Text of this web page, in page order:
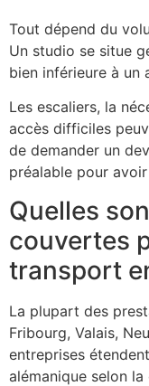
Tout dépend du
Un studio se situe
bien inférieure à un
Les escaliers, la
accès difficiles
de demander un
préalable pour
Quelles
couvertes
transport
La plupart des
Fribourg, Valais,
entreprises
alémanique selon